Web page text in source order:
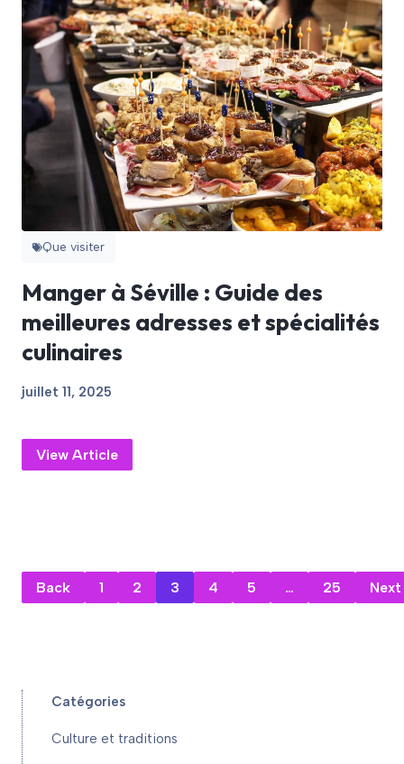
Que visiter
Manger à Séville : Guide des
meilleures adresses et spécialités
culinaires
juillet 11, 2025
View Article
Back 1 2 3 4 5 … 25 Next
Catégories
Culture et traditions